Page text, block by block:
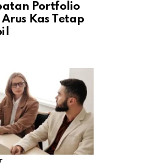
Portfolio
Kas Tetap